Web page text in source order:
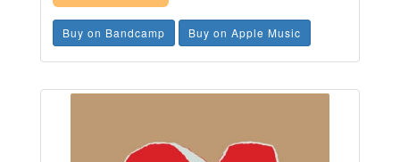
Buy on Bandcamp Buy on Apple Music